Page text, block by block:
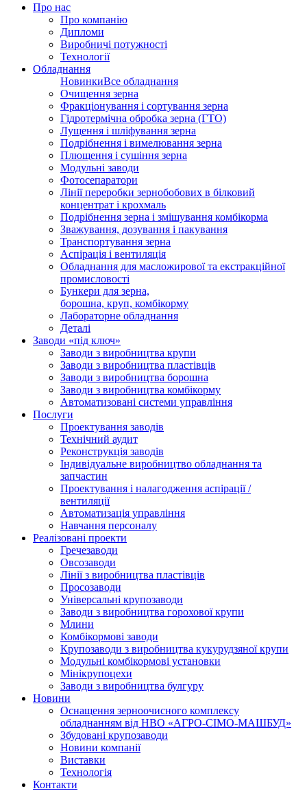
Про нас
Про компанію
Дипломи
Виробничі потужності
Технології
Обладнання
НовинкиВсе обладнання
Очищення зерна
Фракціонування і сортування зерна
Гідротермічна обробка зерна (ГТО)
Лущення і шліфування зерна
Подрібнення і вимелювання зерна
Плющення і сушіння зерна
Модульні заводи
Фотосепаратори
Лінії переробки зернобобових в білковий
концентрат і крохмаль
Подрібнення зерна і змішування комбікорма
Зважування, дозування і пакування
Транспортування зерна
Аспірація і вентиляція
Обладнання для масложирової та екстракційної
промисловості
Бункери для зерна,
борошна, круп, комбікорму
Лабораторне обладнання
Деталі
Заводи «під ключ»
Заводи з виробництва крупи
Заводи з виробництва пластівців
Заводи з виробництва борошна
Заводи з виробництва комбікорму
Автоматизовані системи управління
Послуги
Проектування заводів
Технічний аудит
Реконструкція заводів
Індивідуальне виробництво обладнання та
запчастин
Проектування і налагодження аспірації /
вентиляції
Автоматизація управління
Навчання персоналу
Реалізовані проекти
Гречезаводи
Овсозаводи
Лінії з виробництва пластівців
Просозаводи
Універсальні крупозаводи
Заводи з виробництва горохової крупи
Млини
Комбікормові заводи
Крупозаводи з виробництва кукурудзяної крупи
Модульні комбікормові установки
Мінікрупоцехи
Заводи з виробництва булгуру
Новини
Оснащення зерноочисного комплексу
обладнанням від НВО «АГРО-СІМО-МАШБУД»
Збудовані крупозаводи
Новини компанії
Виставки
Технологія
Контакти